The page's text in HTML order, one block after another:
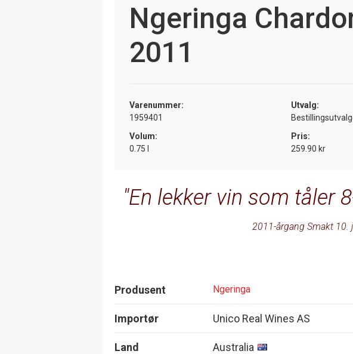
Ngeringa
2011
Varenummer:
1959401
Utvalg:
Volum:
0.75 l
Pris:
259.90 kr
En lekker vin som tåler
2011-årgang Smakt 10.
Produsent Ngeringa
Importør Unico Real Wines AS
Land Australia